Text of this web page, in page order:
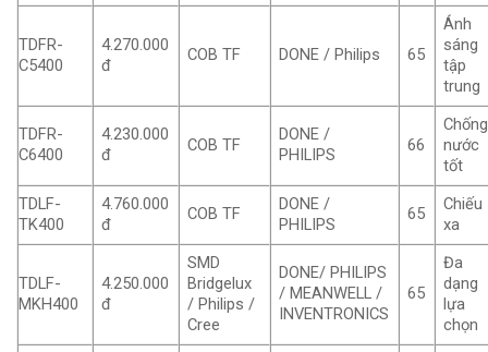
TDFR-
C5400
4.270.000
đ
COB TF DONE / Philips 65
Ánh
sáng
tập
trung
TDFR-
C6400
4.230.000
đ
COB TF
DONE /
PHILIPS
66
Chống
nước
tốt
TDLF-
TK400
4.760.000
đ
COB TF
DONE /
PHILIPS
65
Chiếu
xa
TDLF-
MKH400
4.250.000
đ
SMD
Bridgelux
/ Philips /
Cree
DONE/ PHILIPS
/ MEANWELL /
INVENTRONICS
65
Đa
dạng
lựa
chọn